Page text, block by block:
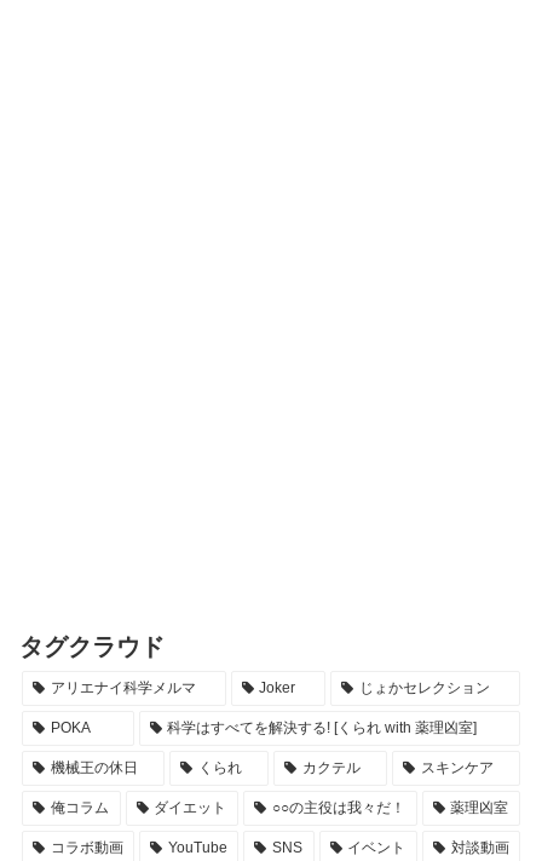
タグクラウド
アリエナイ科学メルマ Joker じょかセレクション
POKA 科学はすべてを解決する! [くられ with 薬理凶室]
機械王の休日 くられ カクテル スキンケア
俺コラム ダイエット ○○の主役は我々だ！ 薬理凶室
コラボ動画 YouTube SNS イベント 対談動画